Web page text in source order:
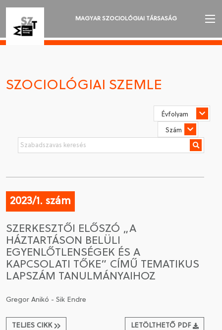
MAGYAR SZOCIOLÓGIAI TÁRSASÁG
SZOCIOLÓGIAI SZEMLE
CSATLAKOZÁS A TÁRSASÁGHOZ / MEGÚJÍTOM A
TAGSÁGOMAT
SZOCIOLÓGIAI SZEMLE
2023/1. szám
SZERKESZTŐI ELŐSZÓ „A
HÁZTARTÁSON BELÜLI
EGYENLŐTLENSÉGEK ÉS A
KAPCSOLATI TŐKE” CÍMŰ TEMATIKUS
LAPSZÁM TANULMÁNYAIHOZ
Gregor Anikó - Sik Endre
TELJES CIKK LETÖLTHETŐ PDF